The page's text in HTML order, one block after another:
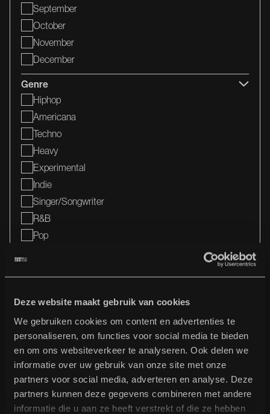
Deze website maakt gebruik van cookies
We gebruiken cookies om content en advertenties te
personaliseren, om functies voor social media te bieden
en om ons websiteverkeer te analyseren. Ook delen we
informatie over uw gebruik van onze site met onze
partners voor social media, adverteren en analyse. Deze
partners kunnen deze gegevens combineren met andere
informatie die u aan ze heeft verstrekt of die ze hebben
September
October
November
December
Genre
Hiphop
Americana
Techno
Heavy
Experimental
Indie
Singer/songwriter
R&b
Pop
Latin
Afrobeat
Punk
Ska
Drum'n Bass
Metal